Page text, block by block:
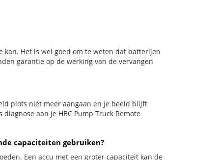
kan. Het is wel goed om te weten dat batterijen
garantie op de werking van de vervangen
plots niet meer aangaan en je beeld blijft
aan je HBC Pump Truck Remote
capaciteiten gebruiken?
Een accu met een groter capaciteit kan de